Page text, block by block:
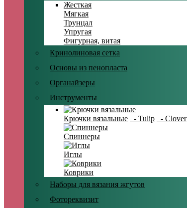
Жесткая
Мягкая
Трунцал
Упругая
Фигурная, витая
Кринолиновая сетка
Основы из пенопласта
Органайзеры
Инструменты
Крючки вязальные - Tulip - Clover
Спиннеры
Иглы
Коврики
Наборы для вязания жгутов
Фотореквизит